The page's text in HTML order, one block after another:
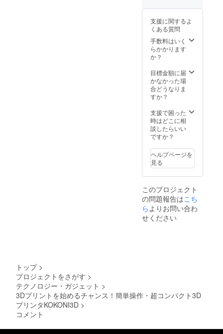
状況、
使用部
材の供
給状
況、製
造工程
より出
荷時期
が遅れ
ます。
価格が
定価格
より下
がる可
能性も
ござい
※デザイ
ン・仕
様は変
更にな
性もご
ざいま
す。ご
了承く
い。 ※
ご注文
状況、
使用部
給状
況、製
造工程
上の都
合等に
支援に関するよ
くある質問
手数料はいく
らかかります
か？
目標金額に届
かなかった場
合どうなりま
すか？
支援で困った
時はどこに相
談したらいい
ですか？
ヘルプページを
見る
このプロジェクト
の問題報告はこち
ら よりお問い合わ
せください
トップ >
プロジェクトをさがす >
テクノロジー・ガジェット >
3Dプリントを始めるチャンス！簡単操作・超コンパクト3D
プリンタKOKONI3D >
コメント